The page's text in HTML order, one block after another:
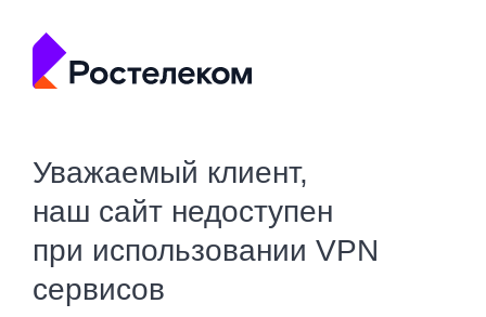
Уважаемый клиент,
наш сайт недоступен
при использовании VPN
сервисов